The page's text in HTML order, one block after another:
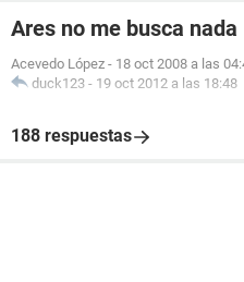
Ares no me busca nada
Acevedo López - 18 oct 2008 a las
duck123 - 19 oct 2012 a las 18:48
188 respuestas